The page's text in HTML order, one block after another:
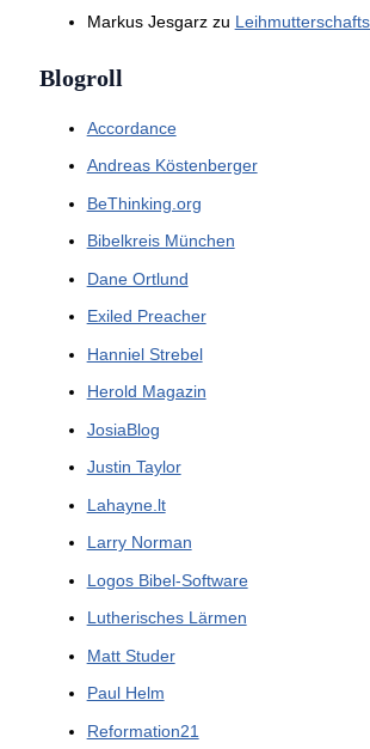
Markus Jesgarzzu
Blogroll
Accordance
Andreas Köstenberger
BeThinking.org
Bibelkreis München
Dane Ortlund
Exiled Preacher
Hanniel Strebel
Herold Magazin
JosiaBlog
Justin Taylor
Lahayne.lt
Larry Norman
Logos Bibel-Software
Lutherisches Lärmen
Matt Studer
Paul Helm
Reformation21